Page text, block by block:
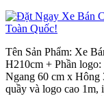
Tên Sản Phẩm: Xe
H210cm + Phần
Ngang 60 cm x Hông
quầy và logo cao 1m,